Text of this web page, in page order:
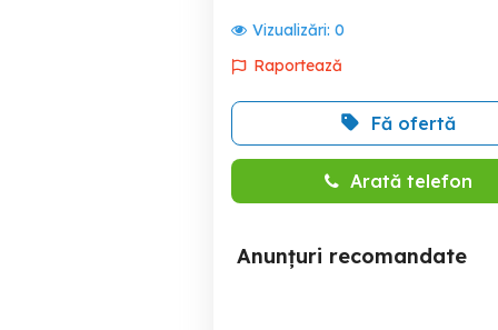
Vizualizări: 0
Raportează
Fă ofertă
Arată telefon
Anunțuri recomandate